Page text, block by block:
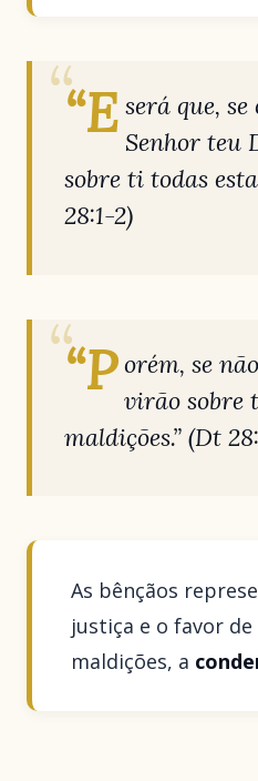
“E será que,
Senhor teu
sobre ti todas
28:1-2)
“P orém, se
virão sobre
maldições.”(Dt
As bênçãos
justiça e o favor de
maldições, a